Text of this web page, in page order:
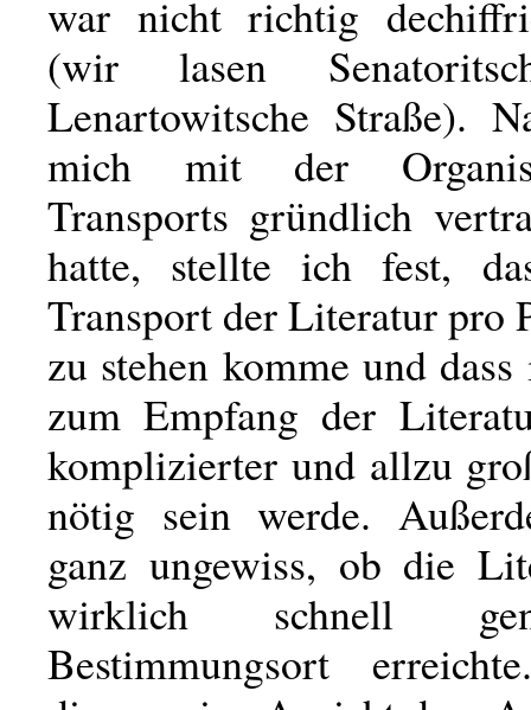
war nicht richtig
(wir lasen
Lenartowitsche Straße).
mich mit der
Transports gründlich
hatte, stellte ich fest,
Transport der Literatur pro
zu stehen komme und
zum Empfang der
komplizierter und allzu
nötig sein werde.
ganz ungewiss, ob die
wirklich schnell
Bestimmungsort